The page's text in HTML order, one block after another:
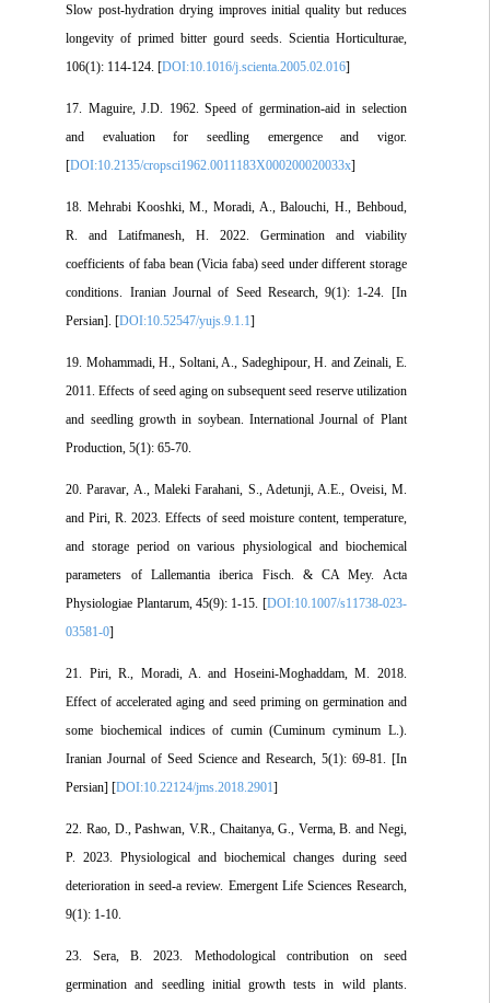
Slow post-hydration drying improves initial quality but reduces
longevity of primed bitter gourd seeds. Scientia Horticulturae,
106(1): 114-124. [DOI:10.1016/j.scienta.2005.02.016
17. Maguire, J.D. 1962. Speed of germination-aid in selection
and evaluation for seedling emergence and vigor.
[DOI:10.2135/cropsci1962.0011183X000200020033x
18. Mehrabi Kooshki, M., Moradi, A., Balouchi, H., Behboud,
R. and Latifmanesh, H. 2022. Germination and viability
coefficients of faba bean (Vicia faba) seed under different storage
conditions. Iranian Journal of Seed Research, 9(1): 1-24. [In
Persian]. [DOI:10.52547/yujs.9.1.1
19. Mohammadi, H., Soltani, A., Sadeghipour, H. and Zeinali, E.
2011. Effects of seed aging on subsequent seed reserve utilization
and seedling growth in soybean. International Journal of Plant
Production, 5(1): 65-70.
20. Paravar, A., Maleki Farahani, S., Adetunji, A.E., Oveisi, M.
and Piri, R. 2023. Effects of seed moisture content, temperature,
and storage period on various physiological and biochemical
parameters of Lallemantia iberica Fisch. & CA Mey. Acta
Physiologiae Plantarum, 45(9): 1-15. [DOI:10.1007/s11738-023-
03581-0
21. Piri, R., Moradi, A. and Hoseini-Moghaddam, M. 2018.
Effect of accelerated aging and seed priming on germination and
some biochemical indices of cumin (Cuminum cyminum L.).
Iranian Journal of Seed Science and Research, 5(1): 69-81. [In
Persian] [DOI:10.22124/jms.2018.2901
22. Rao, D., Pashwan, V.R., Chaitanya, G., Verma, B. and Negi,
P. 2023. Physiological and biochemical changes during seed
deterioration in seed-a review. Emergent Life Sciences Research,
9(1): 1-10.
23. Sera, B. 2023. Methodological contribution on seed
germination and seedling initial growth tests in wild plants.